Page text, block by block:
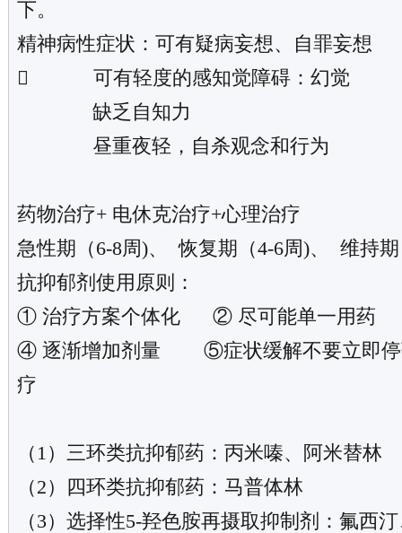
下。
精神病性症状：可有疑病妄想、自罪妄想
 可有轻度的感知觉障碍：幻觉
缺乏自知力
昼重夜轻，自杀观念和行为
药物治疗+ 电休克治疗+心理治疗
急性期（6-8周)、 恢复期（4-6周)、 维持
抗抑郁剂使用原则：
① 治疗方案个体化 ② 尽可能单一用药
④ 逐渐增加剂量 ⑤症状缓解不要立即
疗
（1）三环类抗抑郁药：丙米嗪、阿米替林
（2）四环类抗抑郁药：马普体林
（3）选择性5-羟色胺再摄取抑制剂：氟西